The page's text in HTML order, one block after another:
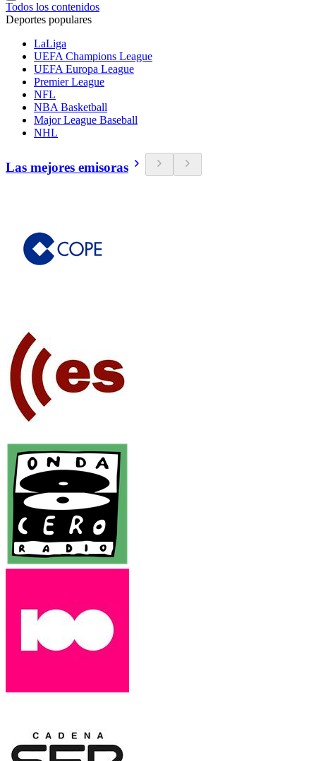
Todos los contenidos
Deportes populares
LaLiga
UEFA Champions League
UEFA Europa League
Premier League
NFL
NBA Basketball
Major League Baseball
NHL
Las mejores emisoras